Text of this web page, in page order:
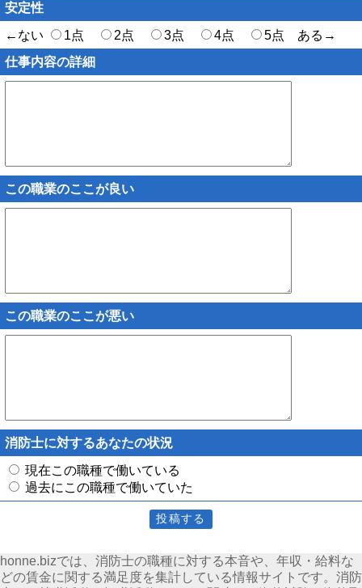
安定性
←ない
1点 2点 3点 4点
5点 ある→
仕事内容の詳細
この職業のここが良い
この職業のここが悪い
消防士に対するあなたの状況
現在この職種で働いている
過去にこの職種で働いていた
honne.bizでは、消防士の職種に対する本音や、年収・給料な
どの賃金に関する満足度を集計している情報サイトです。消防